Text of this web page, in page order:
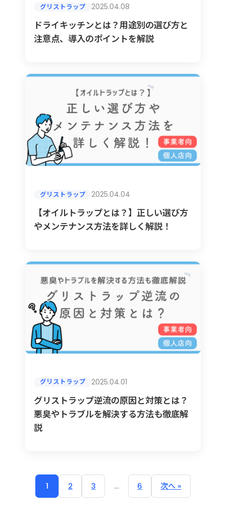
グリストラップ 2025.04.08
ドライキッチンとは？用途別の選び方と
注意点、導入のポイントを解説
グリストラップ 2025.04.04
【オイルトラップとは？】正しい選び方
やメンテナンス方法を詳しく解説！
グリストラップ 2025.04.01
グリストラップ逆流の原因と対策とは？
悪臭やトラブルを解決する方法も徹底解
説
1 2 3 … 6 次へ »